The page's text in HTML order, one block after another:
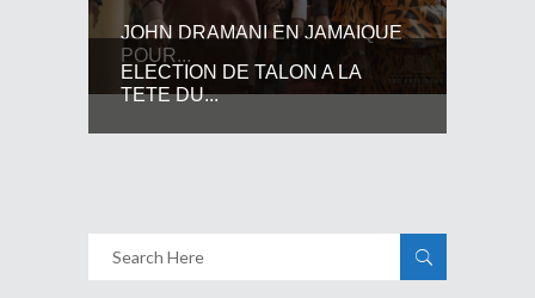
JOHN DRAMANI EN JAMAIQUE
POUR...
ELECTION DE TALON A LA
TETE DU...